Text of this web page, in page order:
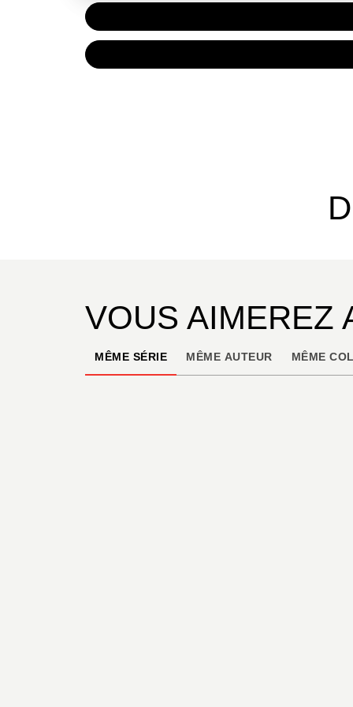
VOUS AIMEREZ
MÊME SÉRIE MÊME AUTEUR MÊME